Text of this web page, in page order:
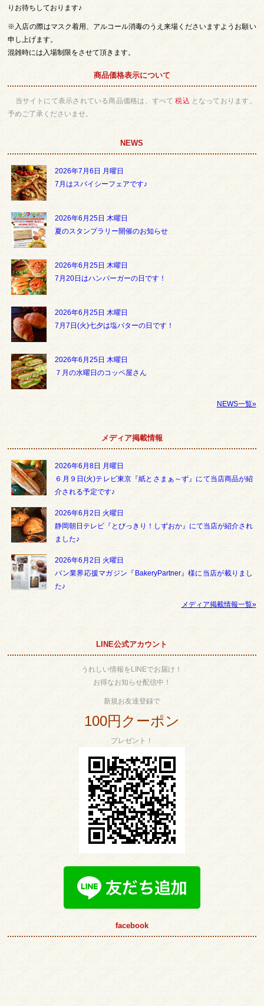
りお待ちしております♪
※入店の際はマスク着用、アルコール消毒のうえ来場くださいますようお願い
申し上げます。
混雑時には入場制限をさせて頂きます。
商品価格表示について
当サイトにて表示されている商品価格は、すべて 税込 となっております。
予めご了承くださいませ。
NEWS
2026年7月6日 月曜日
7月はスパイシーフェアです♪
2026年6月25日 木曜日
夏のスタンプラリー開催のお知らせ
2026年6月25日 木曜日
7月20日はハンバーガーの日です！
2026年6月25日 木曜日
7月7日(火)七夕は塩バターの日です！
2026年6月25日 木曜日
７月の水曜日のコッペ屋さん
NEWS一覧»
メディア掲載情報
2026年6月8日 月曜日
６月９日(火)テレビ東京『紙とさまぁ～ず』にて当店商品が紹
介される予定です♪
2026年6月2日 火曜日
静岡朝日テレビ『とびっきり！しずおか』にて当店が紹介され
ました♪
2026年6月2日 火曜日
パン業界応援マガジン『BakeryPartner』様に当店が載りまし
た♪
メディア掲載情報一覧»
LINE公式アカウント
うれしい情報をLINEでお届け！
お得なお知らせ配信中！
新規お友達登録で
100円クーポン
プレゼント！
facebook